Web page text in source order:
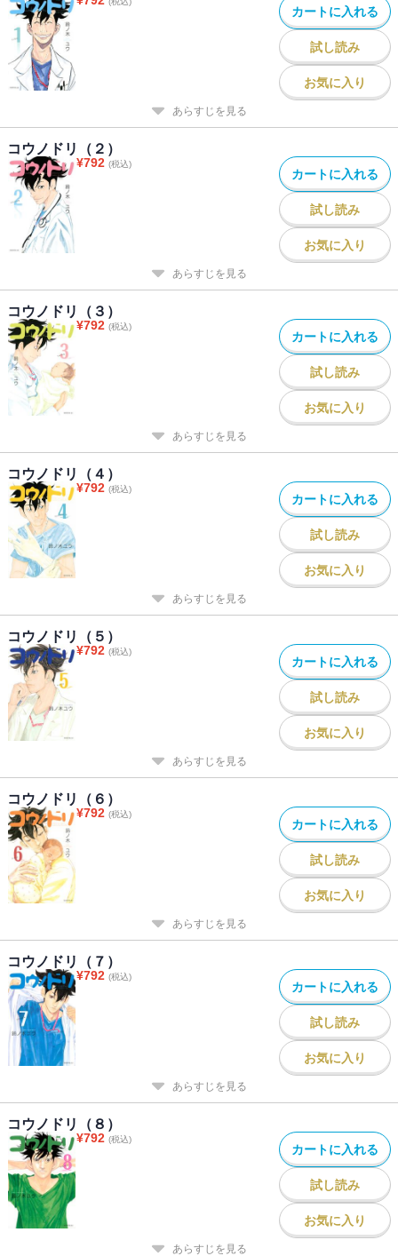
カートに入れる
試し読み
お気に入り
あらすじを見る
コウノドリ（２）
¥792 (税込)
カートに入れる
試し読み
お気に入り
あらすじを見る
コウノドリ（３）
¥792 (税込)
カートに入れる
試し読み
お気に入り
あらすじを見る
コウノドリ（４）
¥792 (税込)
カートに入れる
試し読み
お気に入り
あらすじを見る
コウノドリ（５）
¥792 (税込)
カートに入れる
試し読み
お気に入り
あらすじを見る
コウノドリ（６）
¥792 (税込)
カートに入れる
試し読み
お気に入り
あらすじを見る
コウノドリ（７）
¥792 (税込)
カートに入れる
試し読み
お気に入り
あらすじを見る
コウノドリ（８）
¥792 (税込)
カートに入れる
試し読み
お気に入り
あらすじを見る